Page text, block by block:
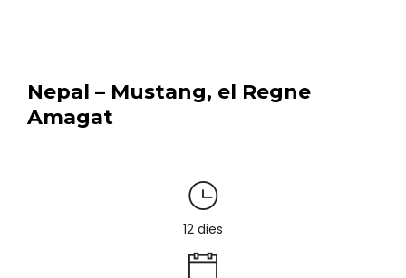
Nepal – Mustang, el Regne
Amagat
12 dies